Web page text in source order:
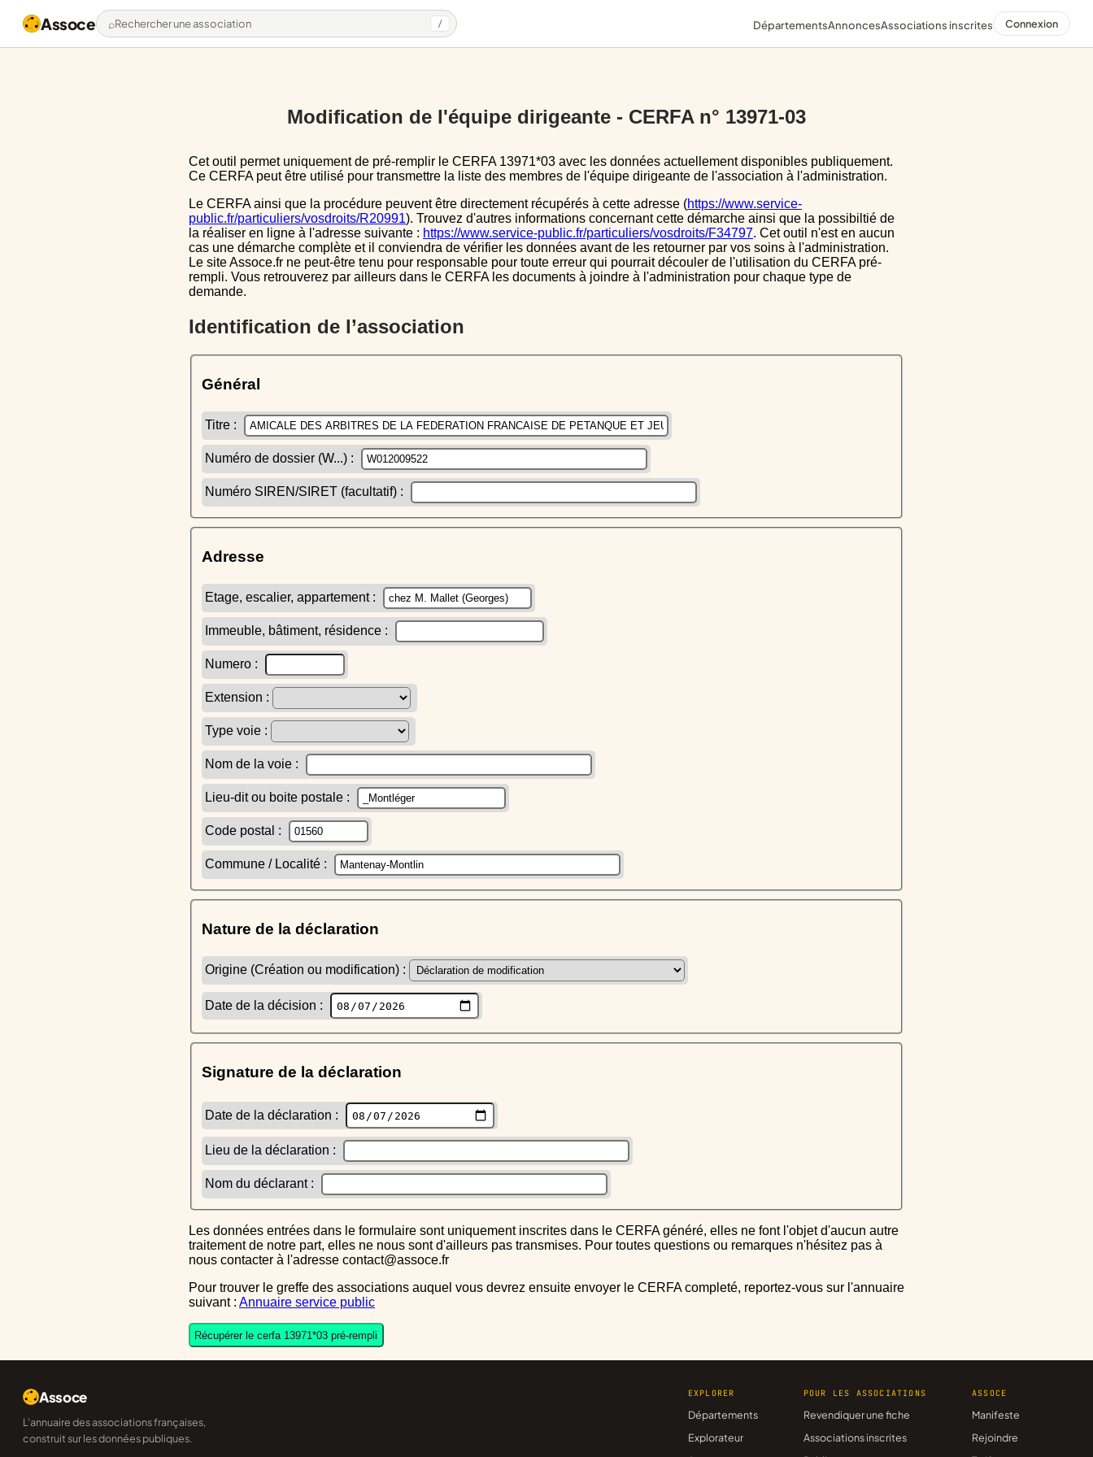
Assoce Rechercher une association / DépartementsAnnoncesAssociations inscrites Connexion
Modification de l'équipe dirigeante - CERFA n° 13971-03
Cet outil permet uniquement de pré-remplir le CERFA 13971*03 avec les données actuellement disponibles publiquement.
Ce CERFA peut être utilisé pour transmettre la liste des membres de l'équipe dirigeante de l'association à l'administration.
Le CERFA ainsi que la procédure peuvent être directement récupérés à cette adresse (https://www.service-
public.fr/particuliers/vosdroits/R20991). Trouvez d'autres informations concernant cette démarche ainsi que la possibiltié de
la réaliser en ligne à l'adresse suivante : https://www.service-public.fr/particuliers/vosdroits/F34797. Cet outil n'est en aucun
cas une démarche complète et il conviendra de vérifier les données avant de les retourner par vos soins à l'administration.
Le site Assoce.fr ne peut-être tenu pour responsable pour toute erreur qui pourrait découler de l'utilisation du CERFA pré-
rempli. Vous retrouverez par ailleurs dans le CERFA les documents à joindre à l'administration pour chaque type de
demande.
Identification de l’association
Général
Titre :
Numéro de dossier (W...) :
Numéro SIREN/SIRET (facultatif) :
Adresse
Etage, escalier, appartement :
Immeuble, bâtiment, résidence :
Numero :
Extension :
Type voie :
Nom de la voie :
Lieu-dit ou boite postale :
Code postal :
Commune / Localité :
Nature de la déclaration
Origine (Création ou modification) :
Date de la décision :
Signature de la déclaration
Date de la déclaration :
Lieu de la déclaration :
Nom du déclarant :
Les données entrées dans le formulaire sont uniquement inscrites dans le CERFA généré, elles ne font l'objet d'aucun autre
traitement de notre part, elles ne nous sont d'ailleurs pas transmises. Pour toutes questions ou remarques n'hésitez pas à
nous contacter à l'adresse contact@assoce.fr
Pour trouver le greffe des associations auquel vous devrez ensuite envoyer le CERFA completé, reportez-vous sur l'annuaire
suivant : Annuaire service public
Récupérer le cerfa 13971*03 pré-rempli
Assoce
L'annuaire des associations françaises,
construit sur les données publiques.
EXPLORER
Départements
Explorateur
POUR LES ASSOCIATIONS
Revendiquer une fiche
Associations inscrites
ASSOCE
Manifeste
Rejoindre